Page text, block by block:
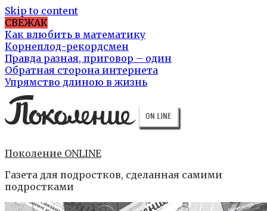
Skip to content
СВЕЖАК
Как влюбить в математику
Корнеплод-рекордсмен
Правда разная, приговор – один
Обратная сторона интернета
Упрямство длиною в жизнь
Поколение ONLINE
Газета для подростков, сделанная самими
подростками